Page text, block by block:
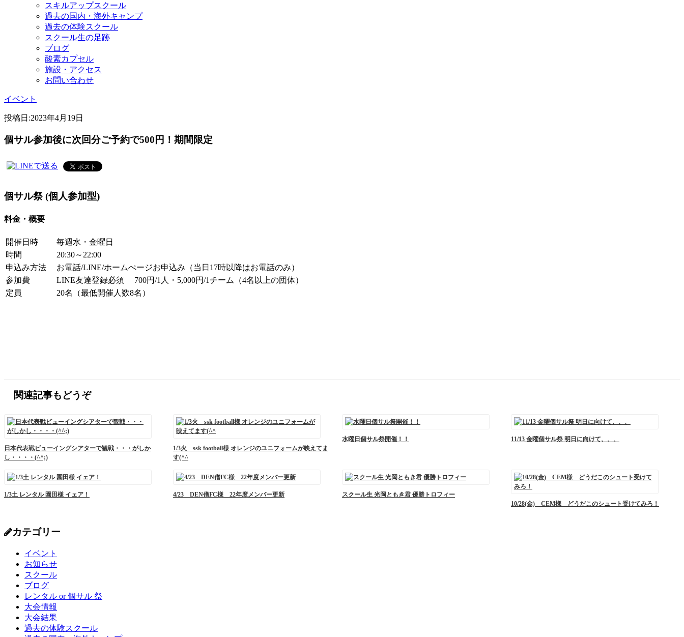
スキルアップスクール
過去の国内・海外キャンプ
過去の体験スクール
スクール生の足跡
ブログ
酸素カプセル
施設・アクセス
お問い合わせ
イベント
投稿日:2023年4月19日
個サル参加後に次回分ご予約で500円！期間限定
個サル祭 (個人参加型)
料金・概要
開催日時
毎週水・金曜日
時間
20:30～22:00
申込み方法
お電話/LINE/ホームぺージお申込み（当日17時以降はお電話のみ）
参加費
LINE友達登録必須 700円/1人・5,000円/1チーム（4名以上の団体）
定員
20名（最低開催人数8名）
関連記事もどうぞ
日本代表戦ビューイングシアターで観戦・・・がしか
し・・・・(^^;)
1/3火 ssk football様 オレンジのユニフォームが映えてま
す(^^
水曜日個サル祭開催！！ 11/13 金曜個サル祭 明日に向けて、、、
1/3土 レンタル 園田様 イェア！ 4/23 DEN僧FC様 22年度メンバー更新
スクール生 光岡ともき君 優勝トロフィー
10/28(金) CEM様 どうだこのシュート受けてみろ！
カテゴリー
イベント
お知らせ
スクール
ブログ
レンタル or 個サル 祭
大会情報
大会結果
過去の体験スクール